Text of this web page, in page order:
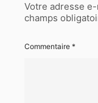
Votre adresse
champs
Commentaire *